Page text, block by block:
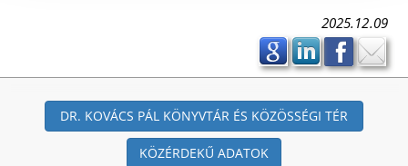
2025.12.09
DR. KOVÁCS PÁL KÖNYVTÁR ÉS KÖZÖSSÉGI TÉR
KÖZÉRDEKŰ ADATOK